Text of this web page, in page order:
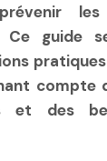
les
Ce guide
pratiques
compte
et des